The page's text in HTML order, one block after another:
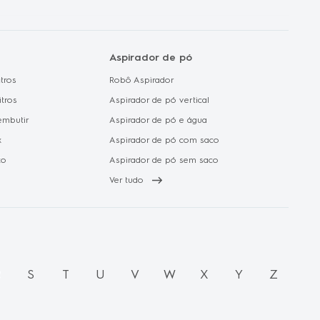
Aspirador de pó
Robô Aspirador
Aspirador de pó vertical
Aspirador de pó e água
Aspirador de pó com saco
Aspirador de pó sem saco
Ver tudo
S T U V W X Y Z